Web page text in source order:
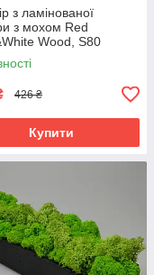
з ламінованої
з мохом Red
Wood, S80
426 ₴
Купити